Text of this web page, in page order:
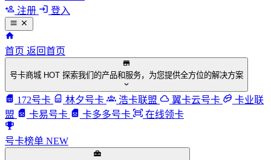
注册
登入
首页 返回首页
号卡商城 HOT 探索我们的产品和服务，为您提供全方位的解决方案
172号卡 林夕号卡 浩卡联盟 翼卡云号卡
卡业联
盟
卡易号卡 卡多多号卡 在线领卡
号卡榜单 NEW